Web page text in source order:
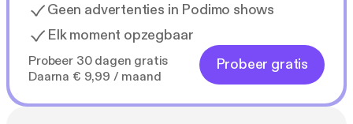
Geen advertenties in Podimo shows
Elk moment opzegbaar
Probeer 30 dagen gratis
Daarna € 9,99 / maand
Probeer gratis